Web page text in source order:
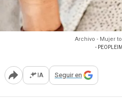
Archivo - Mujer
-
Abrir opciones para
IA Seguir en